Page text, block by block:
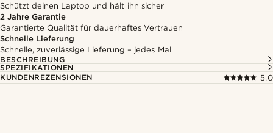
Schützt deinen Laptop und hält ihn sicher
2 Jahre Garantie
Garantierte Qualität für dauerhaftes Vertrauen
Schnelle Lieferung
Schnelle, zuverlässige Lieferung – jedes Mal
BESCHREIBUNG
SPEZIFIKATIONEN
KUNDENREZENSIONEN
5.0